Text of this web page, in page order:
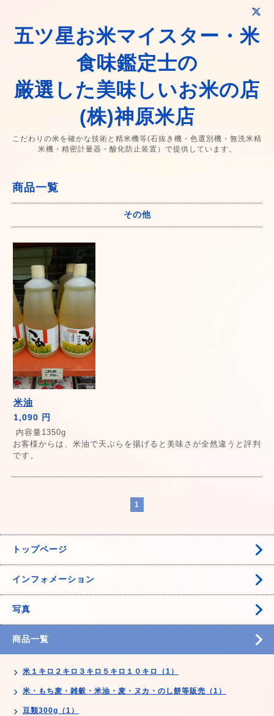
五ツ星お米マイスター・米
食味鑑定士の
厳選した美味しいお米の店
(株)神原米店
こだわりの米を確かな技術と精米機等(石抜き機・色選別機・無洗米精
米機・精密計量器・酸化防止装置）で提供しています。
商品一覧
その他
米油
1,090 円
内容量1350g
お客様からは、米油で天ぷらを揚げると美味さが全然違うと評判
です。
1
トップページ
インフォメーション
写真
商品一覧
米１キロ２キロ３キロ５キロ１０キロ（1）
米・もち麦・雑穀・米油・麦・ヌカ・のし餅等販売（1）
豆類300g（1）